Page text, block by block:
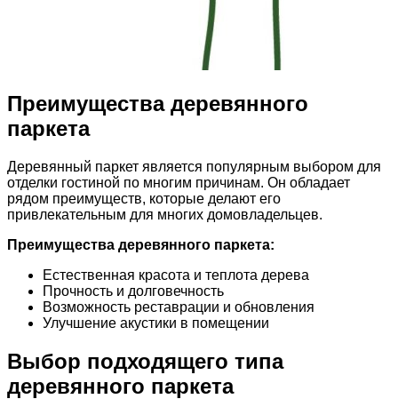
Преимущества деревянного
паркета
Деревянный паркет является популярным выбором для
отделки гостиной по многим причинам. Он обладает
рядом преимуществ, которые делают его
привлекательным для многих домовладельцев.
Преимущества деревянного паркета:
Естественная красота и теплота дерева
Прочность и долговечность
Возможность реставрации и обновления
Улучшение акустики в помещении
Выбор подходящего типа
деревянного паркета